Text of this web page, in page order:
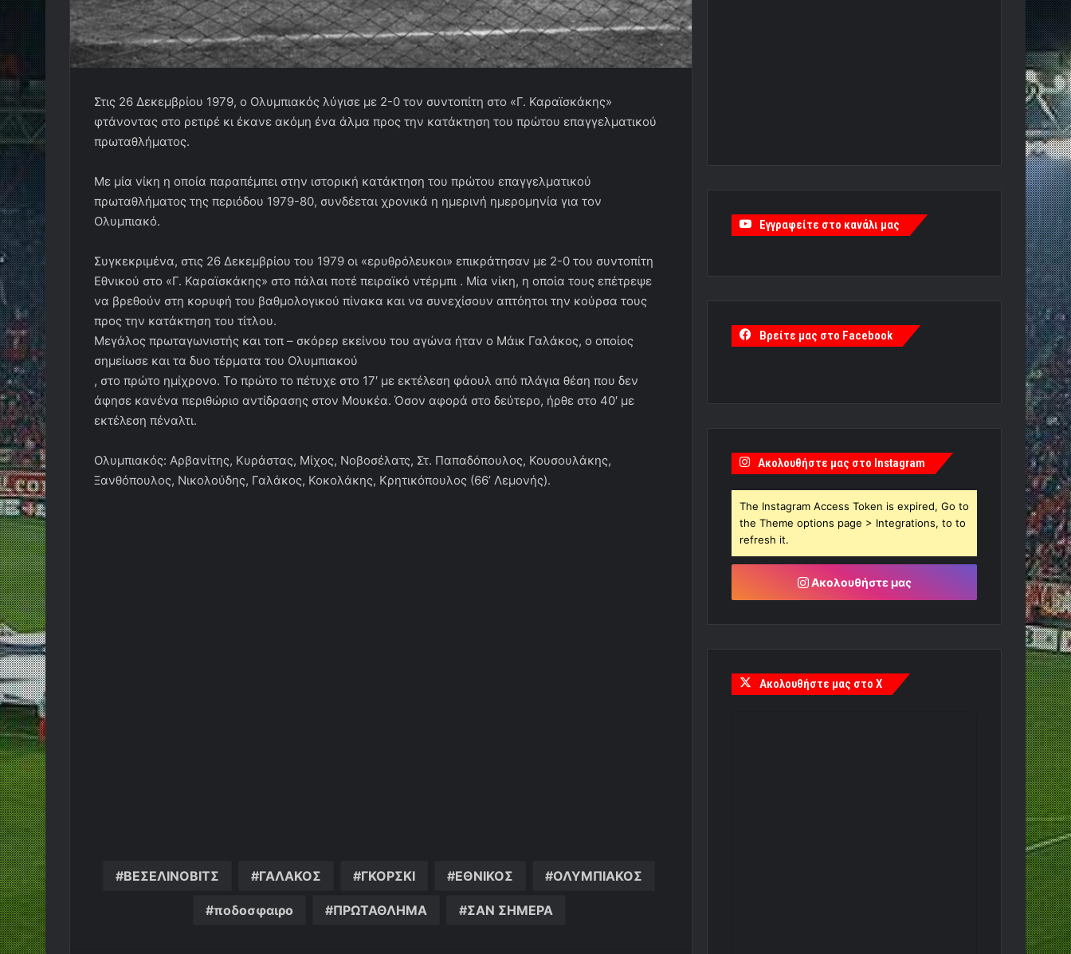
Στις 26 Δεκεμβρίου 1979, ο Ολυμπιακός λύγισε με 2-0 τον συντοπίτη στο «Γ. Καραϊσκάκης»
φτάνοντας στο ρετιρέ κι έκανε ακόμη ένα άλμα προς την κατάκτηση του πρώτου επαγγελματικού
πρωταθλήματος.
Με μία νίκη η οποία παραπέμπει στην ιστορική κατάκτηση του πρώτου επαγγελματικού
πρωταθλήματος της περιόδου 1979-80, συνδέεται χρονικά η ημερινή ημερομηνία για τον
Ολυμπιακό.
Συγκεκριμένα, στις 26 Δεκεμβρίου του 1979 οι «ερυθρόλευκοι» επικράτησαν με 2-0 του συντοπίτη
Εθνικού στο «Γ. Καραϊσκάκης» στο πάλαι ποτέ πειραϊκό ντέρμπι . Μία νίκη, η οποία τους επέτρεψε
να βρεθούν στη κορυφή του βαθμολογικού πίνακα και να συνεχίσουν απτόητοι την κούρσα τους
προς την κατάκτηση του τίτλου.
Μεγάλος πρωταγωνιστής και τοπ – σκόρερ εκείνου του αγώνα ήταν ο Μάικ Γαλάκος, ο οποίος
σημείωσε και τα δυο τέρματα του Ολυμπιακού
, στο πρώτο ημίχρονο. Το πρώτο το πέτυχε στο 17′ με εκτέλεση φάουλ από πλάγια θέση που δεν
άφησε κανένα περιθώριο αντίδρασης στον Μουκέα. Όσον αφορά στο δεύτερο, ήρθε στο 40′ με
εκτέλεση πέναλτι.
Ολυμπιακός: Αρβανίτης, Κυράστας, Μίχος, Νοβοσέλατς, Στ. Παπαδόπουλος, Κουσουλάκης,
Ξανθόπουλος, Νικολούδης, Γαλάκος, Κοκολάκης, Κρητικόπουλος (66’ Λεμονής).
ΒΕΣΕΛΙΝΟΒΙΤΣ ΓΑΛΑΚΟΣ ΓΚΟΡΣΚΙ ΕΘΝΙΚΟΣ ΟΛΥΜΠΙΑΚΟΣ
ποδοσφαιρο ΠΡΩΤΑΘΛΗΜΑ ΣΑΝ ΣΗΜΕΡΑ
Εγγραφείτε στο κανάλι μας
Βρείτε μας στο Facebook
Ακολουθήστε μας στο Instagram
The Instagram Access Token is expired, Go to
the Theme options page > Integrations, to to
refresh it.
Ακολουθήστε μας
Ακολουθήστε μας στο X